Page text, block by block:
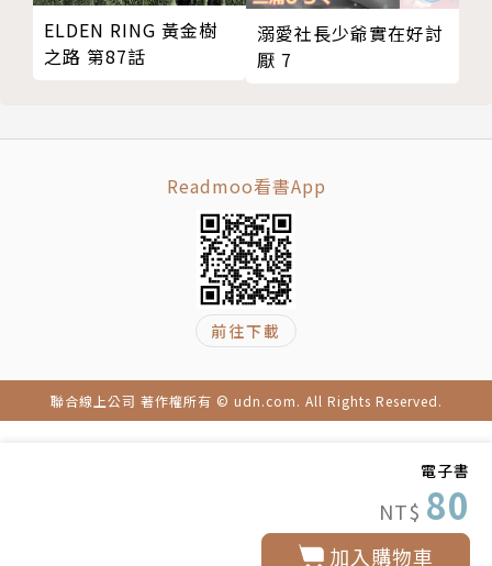
電子書
NT$ 80
加入購物車
ELDEN RING 黃金樹
之路 第87話
溺愛社長少爺實在好討
厭 7
Readmoo看書App
前往下載
聯合線上公司 著作權所有 © udn.com. All Rights Reserved.